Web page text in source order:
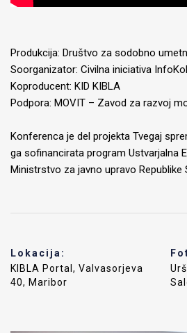
Produkcija: Društvo za sodobno
Soorganizator: Civilna iniciativa
Koproducent: KID KIBLA
Podpora: MOVIT – Zavod za razvoj
Konferenca je del projekta Tvegaj
ga sofinancirata program Ustvarjalna
Ministrstvo za javno upravo Republike
Lokacija:
KIBLA Portal, Valvasorjeva
40, Maribor